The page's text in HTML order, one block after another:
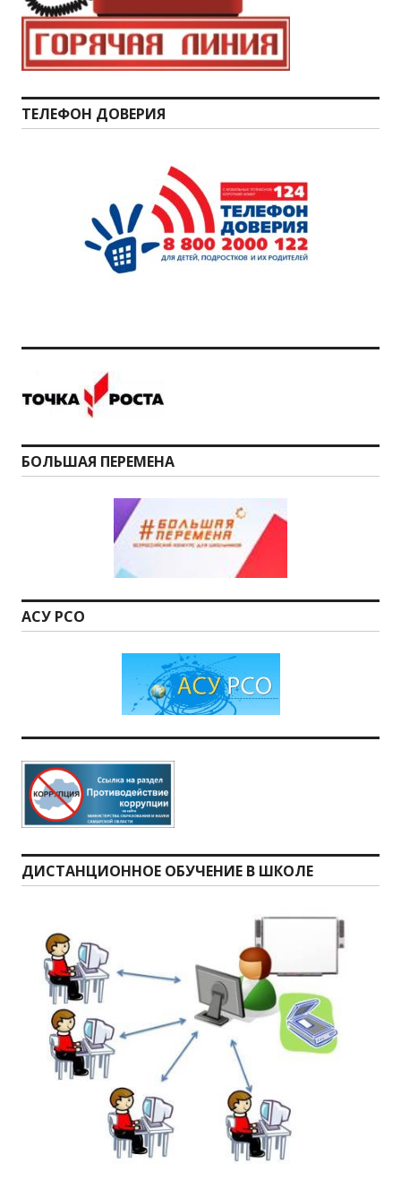
ТЕЛЕФОН ДОВЕРИЯ
БОЛЬШАЯ ПЕРЕМЕНА
АСУ РСО
ДИСТАНЦИОННОЕ ОБУЧЕНИЕ В ШКОЛЕ